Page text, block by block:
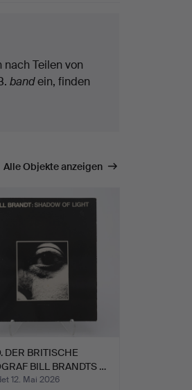
nach Teilen von
bandein, finden
Alle Objekte anzeigen
DER BRITISCHE
BILL BRANDTS …
12. Mai 2026